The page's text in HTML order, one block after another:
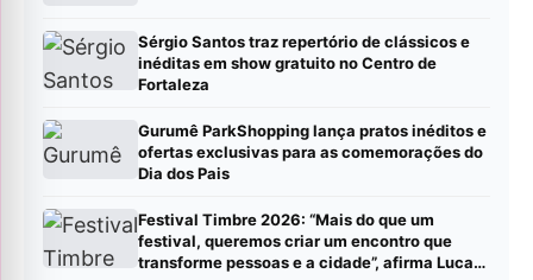
Sérgio Santos traz repertório de clássicos e
inéditas em show gratuito no Centro de
Fortaleza
Gurumê ParkShopping lança pratos inéditos e
ofertas exclusivas para as comemorações do
Dia dos Pais
Festival Timbre 2026: “Mais do que um
festival, queremos criar um encontro que
transforme pessoas e a cidade”, afirma Lucas